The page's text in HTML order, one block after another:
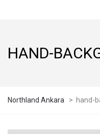
HAND-
Northland Ankara > hand-